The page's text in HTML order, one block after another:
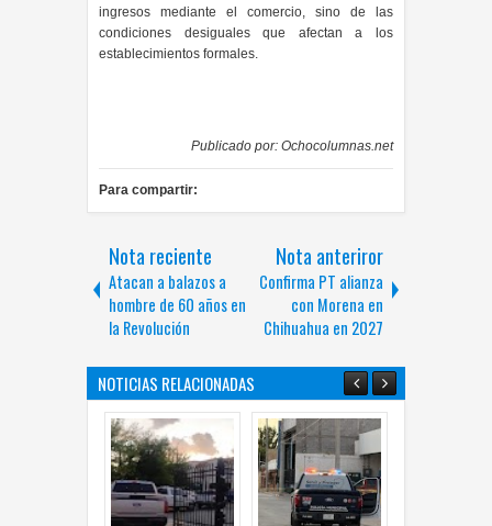
ingresos mediante el comercio, sino de las
condiciones desiguales que afectan a los
establecimientos formales.
Publicado por: Ochocolumnas.net
Para compartir:
Nota reciente
Atacan a balazos a
hombre de 60 años en
la Revolución
Nota anteriror
Confirma PT alianza
con Morena en
Chihuahua en 2027
NOTICIAS RELACIONADAS